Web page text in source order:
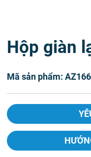
Hộp giàn
Mã sản phẩm: